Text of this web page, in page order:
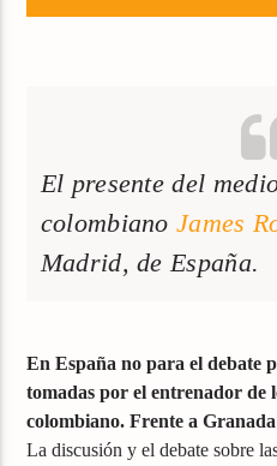
El presente del
colombianoJames
Madrid, de España.
En España no para el debate
tomadas por el entrenador de
colombiano. Frente a
La discusión y el debate sobre